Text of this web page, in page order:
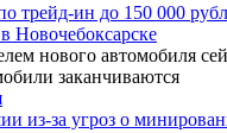
трейд-ин до 150 000
Новочебоксарске
нового автомобиля
заканчиваются
из-за угроз о